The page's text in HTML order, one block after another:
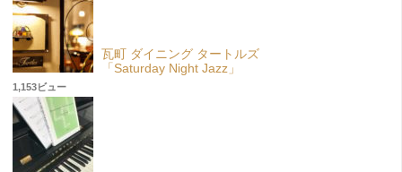
瓦町 ダイニング タートルズ
「Saturday Night Jazz」
1,153ビュー